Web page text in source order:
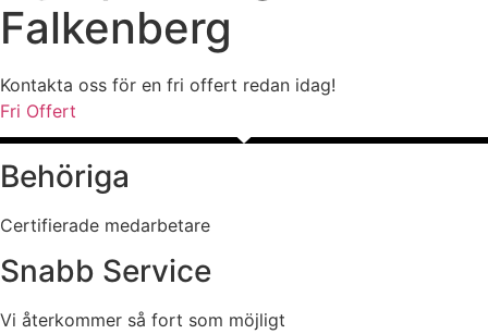
Falkenberg
Kontakta oss för en fri offert redan idag!
Fri Offert
Behöriga
Certifierade medarbetare
Snabb Service
Vi återkommer så fort som möjligt